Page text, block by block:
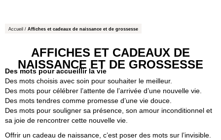
Accueil / Affiches et cadeaux de naissance et de grossesse
AFFICHES ET CADEAUX DE
NAISSANCE ET DE GROSSESSE
Des mots pour accueillir la vie
Des mots choisis avec soin pour souhaiter le meilleur.
Des mots pour célébrer l’attente de l’arrivée d’une nouvelle vie.
Des mots tendres comme promesse d’une vie douce.
Des mots pour souligner sa présence, son amour inconditionnel et
sa joie de rencontrer cette nouvelle vie.
Offrir un cadeau de naissance, c’est poser des mots sur l’invisible.